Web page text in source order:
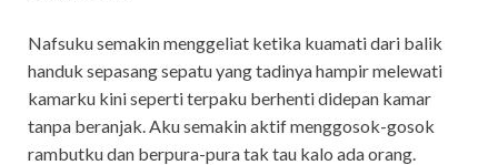
Nafsuku semakin menggeliat ketika kuamati dari balik
handuk sepasang sepatu yang tadinya hampir melewati
kamarku kini seperti terpaku berhenti didepan kamar
tanpa beranjak. Aku semakin aktif menggosok-gosok
rambutku dan berpura-pura tak tau kalo ada orang.